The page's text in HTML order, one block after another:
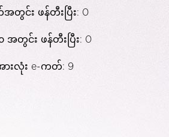
တွင်း ဖန်တီးပြီး: 0
အတွင်း ဖန်တီးပြီး: 0
ားလုံး e-ကတ်: 9